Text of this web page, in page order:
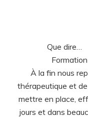
À la fin nous
thérapeutique et
mettre en place,
jours et dans